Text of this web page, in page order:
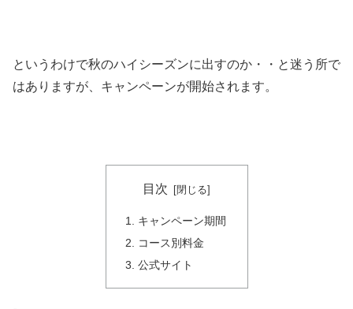
というわけで秋のハイシーズンに出すのか・・と迷う所で
はありますが、キャンペーンが開始されます。
目次
キャンペーン期間
コース別料金
公式サイト